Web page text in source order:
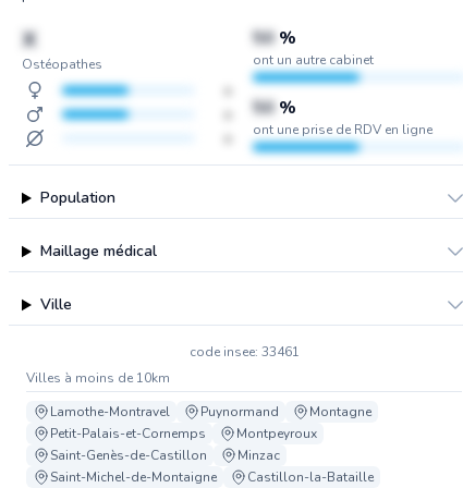
X
Ostéopathes
50 %
ont un autre cabinet
50 %
ont une prise de RDV en ligne
Population
Maillage médical
Ville
code insee: 33461
Villes à moins de 10km
Lamothe-Montravel
Puynormand
Montagne
Petit-Palais-et-Cornemps
Montpeyroux
Saint-Genès-de-Castillon
Minzac
Saint-Michel-de-Montaigne
Castillon-la-Bataille